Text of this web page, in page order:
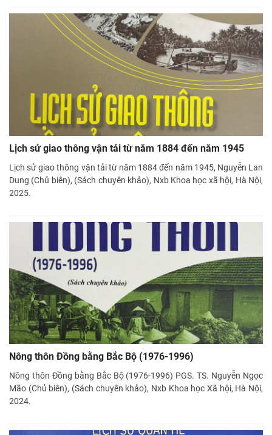
Lịch sử giao thông vận tải từ năm 1884 đến năm 1945
Lịch sử giao thông vận tải từ năm 1884 đến năm 1945, Nguyễn Lan
Dung (Chủ biên), (Sách chuyên khảo), Nxb Khoa học xã hội, Hà Nội,
2025.
Nông thôn Đồng bằng Bắc Bộ (1976-1996)
Nông thôn Đồng bằng Bắc Bộ (1976-1996) PGS. TS. Nguyễn Ngọc
Mão (Chủ biên), (Sách chuyên khảo), Nxb Khoa học Xã hội, Hà Nội,
2024.